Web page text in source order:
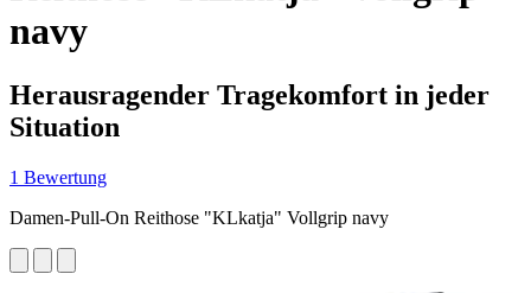
navy
Herausragender Tragekomfort in jeder
Situation
1 Bewertung
Damen-Pull-On Reithose "KLkatja" Vollgrip navy